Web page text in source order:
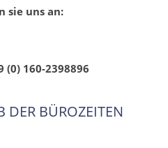
sie uns an:
160-2398896
DER BÜROZEITEN